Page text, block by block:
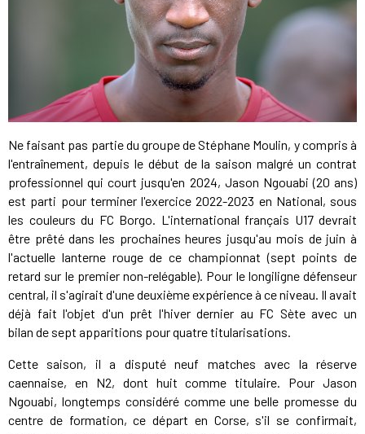
Ne faisant pas partie du groupe de Stéphane Moulin, y compris à
l'entraînement, depuis le début de la saison malgré un contrat
professionnel qui court jusqu'en 2024, Jason Ngouabi (20 ans)
est parti pour terminer l'exercice 2022-2023 en National, sous
les couleurs du FC Borgo. L'international français U17 devrait
être prêté dans les prochaines heures jusqu'au mois de juin à
l'actuelle lanterne rouge de ce championnat (sept points de
retard sur le premier non-relégable). Pour le longiligne défenseur
central, il s'agirait d'une deuxième expérience à ce niveau. Il avait
déjà fait l'objet d'un prêt l'hiver dernier au FC Sète avec un
bilan de sept apparitions pour quatre titularisations.
Cette saison, il a disputé neuf matches avec la réserve
caennaise, en N2, dont huit comme titulaire. Pour Jason
Ngouabi, longtemps considéré comme une belle promesse du
centre de formation, ce départ en Corse, s'il se confirmait,